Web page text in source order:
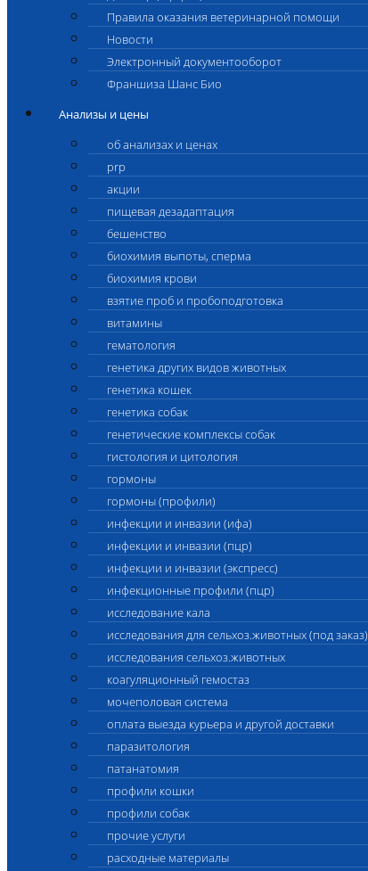
Правила оказания ветеринарной помощи
Новости
Электронный документооборот
Франшиза Шанс Био
Анализы и цены
об анализах и ценах
prp
акции
пищевая дезадаптация
бешенство
биохимия выпоты, сперма
биохимия крови
взятие проб и пробоподготовка
витамины
гематология
генетика других видов животных
генетика кошек
генетика собак
генетические комплексы собак
гистология и цитология
гормоны
гормоны (профили)
инфекции и инвазии (ифа)
инфекции и инвазии (пцр)
инфекции и инвазии (экспресс)
инфекционные профили (пцр)
исследование кала
исследования для сельхоз.животных (под заказ)
исследования сельхоз.животных
коагуляционный гемостаз
мочеполовая система
оплата выезда курьера и другой доставки
паразитология
патанатомия
профили кошки
профили собак
прочие услуги
расходные материалы